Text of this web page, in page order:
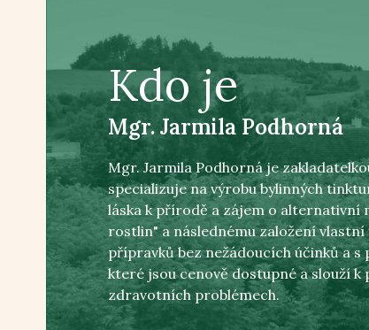
Kdo je
Mgr. Jarmila Podhorná
Mgr. Jarmila Podhorná je
specializuje na výrobu bylinných
láska k přírodě a zájem o alternativní
rostlin" a následnému založení
přípravků bez nežádoucích účinků a
které jsou cenově dostupné a slouží
zdravotních problémech.